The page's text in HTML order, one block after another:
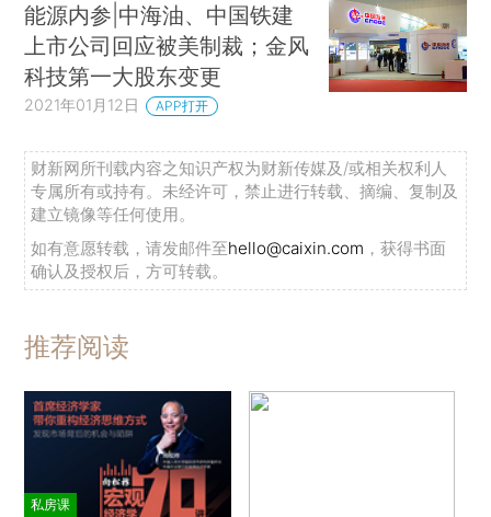
能源内参|中海油、中国铁建
上市公司回应被美制裁；金风
科技第一大股东变更
2021年01月12日 APP打开
财新网所刊载内容之知识产权为财新传媒及/或相关权利人
专属所有或持有。未经许可，禁止进行转载、摘编、复制及
建立镜像等任何使用。
如有意愿转载，请发邮件至hello@caixin.com ，获得书面
确认及授权后，方可转载。
推荐阅读
私房课